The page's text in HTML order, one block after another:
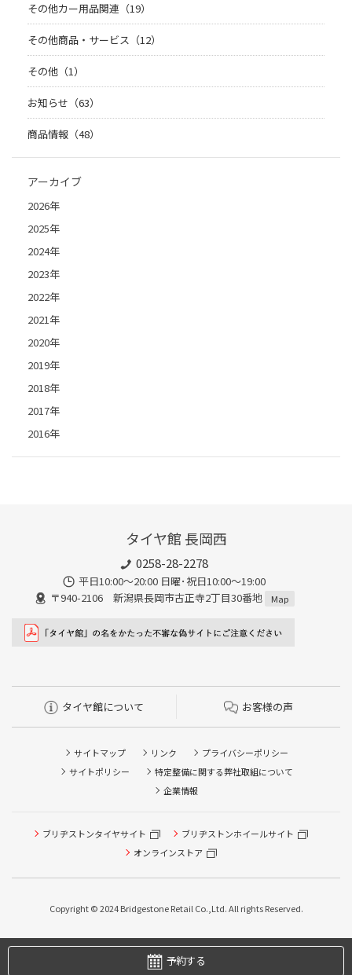
その他カー用品関連（19）
その他商品・サービス（12）
その他（1）
お知らせ（63）
商品情報（48）
アーカイブ
2026年
2025年
2024年
2023年
2022年
2021年
2020年
2019年
2018年
2017年
2016年
タイヤ館 長岡西
0258-28-2278
平日10:00～20:00 日曜･祝日10:00～19:00
〒940-2106 新潟県長岡市古正寺2丁目30番地
Map
タイヤ館について お客様の声
サイトマップ リンク
プライバシーポリシー
サイトポリシー
特定整備に関する弊社取組について
企業情報
ブリヂストンタイヤサイト
ブリヂストンホイールサイト
オンラインストア
Copyright © 2024 Bridgestone Retail Co.,Ltd. All rights Reserved.
予約する
タイヤ点検・安全点検/タイヤ履き替え/オイル交換/その他